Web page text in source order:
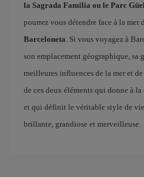
la Sagrada Familia ou le Parc
pourrez vous détendre face à la mer
Barceloneta. Si vous voyagez à
son emplacement géographique, sa
meilleures influences de la mer et
de ces deux éléments qui donne à
et qui définit le véritable style de
brillante, grandiose et merveilleuse.